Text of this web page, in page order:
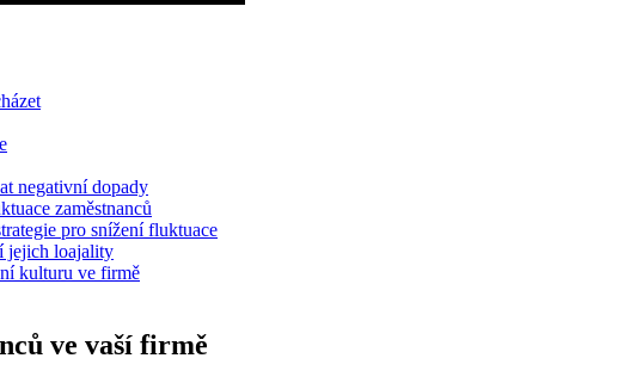
negativní dopady
zaměstnanců
pro snížení fluktuace
jejich loajality
kulturu ve firmě
ve vaší firmě